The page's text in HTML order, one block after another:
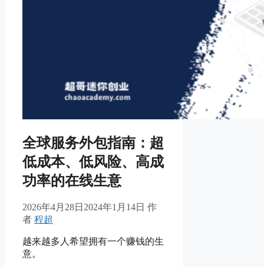
全球服务外包指南：超
低成本、低风险、高成
功率的在线生意
2026年4月28日 2024年1月14日 作
者 程超
越来越多人希望拥有一个赚钱的生
意。